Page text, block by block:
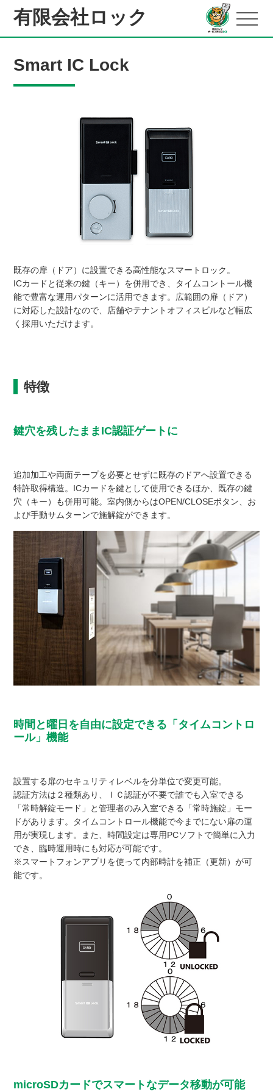
有限会社ロック
Smart IC Lock
既存の扉（ドア）に設置できる高性能なスマートロック。
ICカードと従来の鍵（キー）を併用でき、タイムコントール機
能で豊富な運用パターンに活用できます。広範囲の扉（ドア）
に対応した設計なので、店舗やテナントオフィスビルなど幅広
く採用いただけます。
特徴
鍵穴を残したままIC認証ゲートに
追加加工や両面テープを必要とせずに既存のドアへ設置できる
特許取得構造。ICカードを鍵として使用できるほか、既存の鍵
穴（キー）も併用可能。室内側からはOPEN/CLOSEボタン、お
よび手動サムターンで施解錠ができます。
時間と曜日を自由に設定できる「タイムコントロ
ール」機能
設置する扉のセキュリティレベルを分単位で変更可能。
認証方法は２種類あり、ＩＣ認証が不要で誰でも入室できる
「常時解錠モード」と管理者のみ入室できる「常時施錠」モー
ドがあります。タイムコントロール機能で今までにない扉の運
用が実現します。また、時間設定は専用PCソフトで簡単に入力
でき、臨時運用時にも対応が可能です。
※スマートフォンアプリを使って内部時計を補正（更新）が可
能です。
microSDカードでスマートなデータ移動が可能